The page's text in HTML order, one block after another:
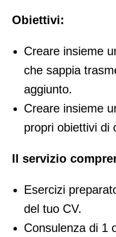
Obiettivi:
Creare insieme
che sappia
aggiunto.
Creare insieme
propri obiettivi di
Il servizio
Esercizi
del tuo CV.
Consulenza di 1